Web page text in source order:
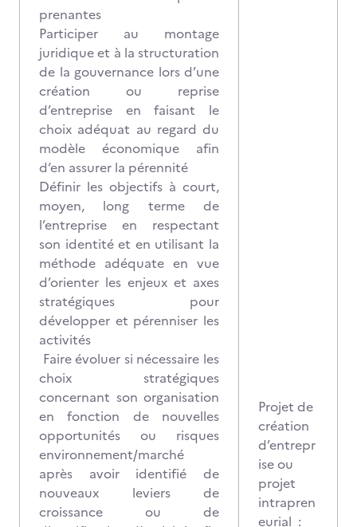
prenantes
Participer au montage
juridique et à la structuration
de la gouvernance lors d’une
création ou reprise
d’entreprise en faisant le
choix adéquat au regard du
modèle économique afin
d‘en assurer la pérennité
Définir les objectifs à court,
moyen, long terme de
l’entreprise en respectant
son identité et en utilisant la
méthode adéquate en vue
d’orienter les enjeux et axes
stratégiques pour
développer et pérenniser les
activités
Faire évoluer si nécessaire les
choix stratégiques
concernant son organisation
en fonction de nouvelles
opportunités ou risques
environnement/marché
après avoir identifié de
nouveaux leviers de
croissance ou de
Projet de
création
d’entrepr
ise ou
projet
intrapren
eurial :